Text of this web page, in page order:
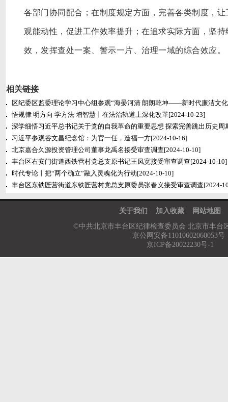
各部门协同配合；在制度规定方面，完善各类制度，
观能动性，促进工作效率提升；在追求实际方面，坚
效，发挥查处一案、警示一片、治理一域的综合效应。
相关链接
区纪委区监委理论学习中心组参观“海晏河清 朗朗乾坤——新时代廉洁文
悟规律 明方向 学方法 增智慧丨在法治轨道上深化改革[2024-10-23]
深学细悟习近平总书记关于党的自我革命的重要思想 探索完善跳出历史周
习近平参观谷文昌纪念馆：为官一任，造福一方[2024-10-16]
北京嘉合久源投资管理公司董事龙禹名接受审查调查[2024-10-10]
丰台区右安门街道西铁营村党总支原书记王凤宽接受审查调查[2024-10-10]
时代专论丨把“两个确立”融入灵魂化为行动[2024-10-10]
丰台区东铁匠营街道东铁匠营村党总支原委员张春义接受审查调查[2024-